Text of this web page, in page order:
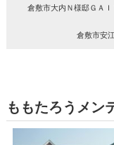
倉敷市大内Ｎ様邸ＧＡ
倉敷市安
ももたろうメン